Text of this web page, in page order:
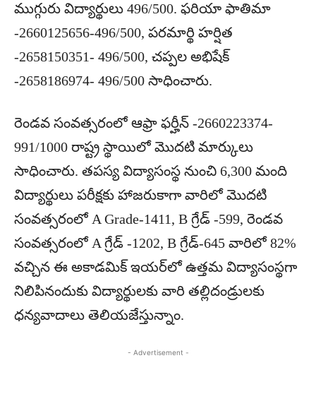
ముగ్గురు విద్యార్థులు 496/500. ఫరియా ఫాతిమా
-2660125656-496/500, పరమార్థి హర్షిత
-2658150351- 496/500, చప్పల అభిషేక్
-2658186974- 496/500 సాధించారు.
రెండవ సంవత్సరంలో ఆఫ్రా ఫర్హీన్ -2660223374-
991/1000 రాష్ట్ర స్థాయిలో మొదటి మార్కులు
సాధించారు. తపస్య విద్యాసంస్థ నుంచి 6,300 మంది
విద్యార్థులు పరీక్షకు హాజరుకాగా వారిలో మొదటి
సంవత్సరంలో A Grade-1411, B గ్రేడ్ -599, రెండవ
సంవత్సరంలో A గ్రేడ్ -1202, B గ్రేడ్-645 వారిలో 82%
వచ్చిన ఈ అకాడమిక్‌ ఇయర్‌లో ఉత్తమ విద్యాసంస్థగా
నిలిపినందుకు విద్యార్థులకు వారి తల్లిదండ్రులకు
ధన్యవాదాలు తెలియజేస్తున్నాం.
- Advertisement -